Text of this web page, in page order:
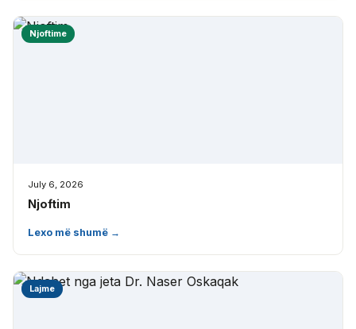
Njoftime
July 6, 2026
Njoftim
Lexo më shumë →
Lajme